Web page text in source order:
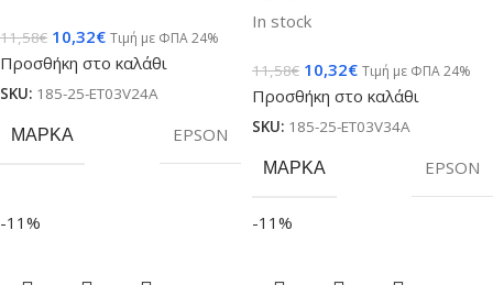
11,58€ 10,32€ Τιμή με ΦΠΑ 24%
Προσθήκη στο καλάθι
SKU: 185-25-ET03V24A
ΜΆΡΚΑ EPSON
In stock
11,58€ 10,32€ Τιμή με ΦΠΑ 24%
Προσθήκη στο καλάθι
SKU: 185-25-ET03V34A
ΜΆΡΚΑ EPSON
-11% -11%